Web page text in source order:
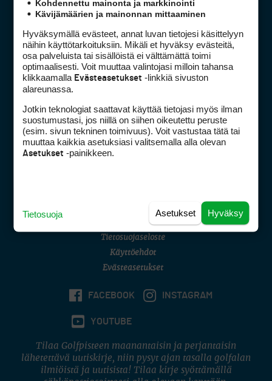
Kohdennettu mainonta ja markkinointi
Kävijämäärien ja mainonnan mittaaminen
Hyväksymällä evästeet, annat luvan tietojesi käsittelyyn
näihin käyttötarkoituksiin. Mikäli et hyväksy evästeitä,
osa palveluista tai sisällöistä ei välttämättä toimi
optimaalisesti. Voit muuttaa valintojasi milloin tahansa
klikkaamalla Evästeasetukset -linkkiä sivuston
alareunassa.
Jotkin teknologiat saattavat käyttää tietojasi myös ilman
suostumustasi, jos niillä on siihen oikeutettu peruste
(esim. sivun tekninen toimivuus). Voit vastustaa tätä tai
muuttaa kaikkia asetuksiasi valitsemalla alla olevan
Asetukset -painikkeen.
Hyväksy
Asetukset
Tietosuoja
Golfpiste mediakortti
Golfpisteen yhteystiedot
DSA avoimuusraportti
Asiakaspalvelu
(digi) digi@otavamedia.fi
Tietosuojaseloste
Käyttöehdot
Evästeasetukset
FACEBOOK INSTAGRAM
YOUTUBE
Tilaa Golfpisteen maanantaisin ja perjantaisin
lähetettävä uutiskirje, niin pysyt ajan tasalla golfalan
ilmiöistä ja uutisista! Tilaa kirje syöttämällä